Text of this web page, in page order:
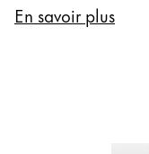
Sweden
Amérique
En savoir plus